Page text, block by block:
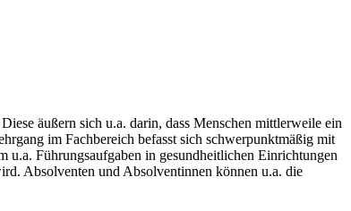
äußern sich u.a. darin, dass Menschen mittlerweile ein
im Fachbereich befasst sich schwerpunktmäßig mit
u.a. Führungsaufgaben in gesundheitlichen Einrichtungen
Absolventen und Absolventinnen können u.a. die